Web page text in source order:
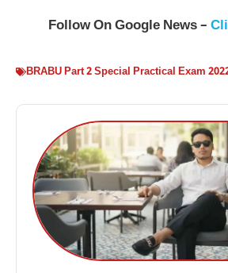
Follow On Google News –
BRABU Part 2 Special Practical Exam